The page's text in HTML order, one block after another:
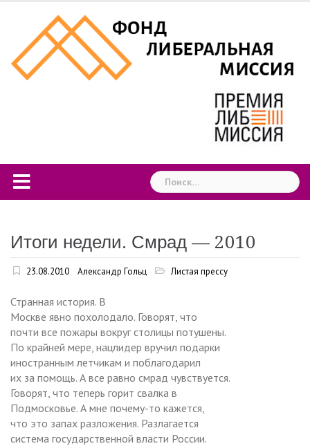
content
Найти:
Итоги недели. Смрад — 2010
23.08.2010 Александр Гольц Листая прессу
Странная история. В
Москве явно похолодало. Говорят, что
почти все пожары вокруг столицы потушены.
По крайней мере, нацлидер вручил подарки
иностранным летчикам и поблагодарил
их за помощь. А все равно смрад чувствуется.
Говорят, что теперь горит свалка в
Подмосковье. А мне почему-то кажется,
что это запах разложения. Разлагается
система государственной власти России.